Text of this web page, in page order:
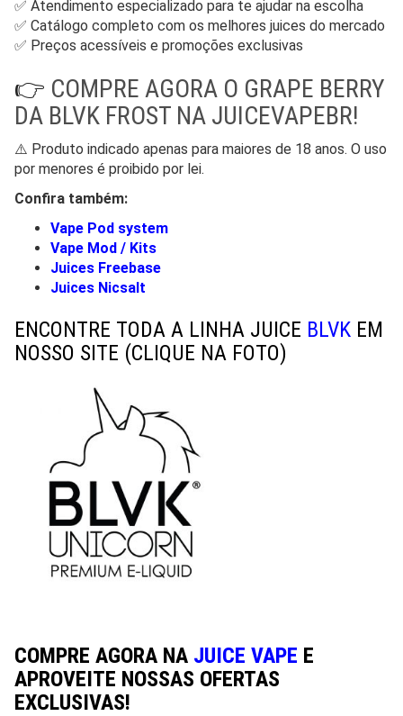
✅ Atendimento especializado para te ajudar na escolha
✅ Catálogo completo com os melhores juices do mercado
✅ Preços acessíveis e promoções exclusivas
👉 COMPRE AGORA O GRAPE BERRY
DA BLVK FROST NA JUICEVAPEBR!
⚠️ Produto indicado apenas para maiores de 18 anos. O uso
por menores é proibido por lei.
Confira também:
Vape Pod system
Vape Mod / Kits
Juices Freebase
Juices Nicsalt
ENCONTRE TODA A LINHA JUICE BLVK EM
NOSSO SITE (CLIQUE NA FOTO)
COMPRE AGORA NA JUICE VAPE E
APROVEITE NOSSAS OFERTAS
EXCLUSIVAS!